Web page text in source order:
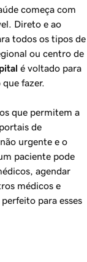
começa com
Direto e ao
todos os tipos de
ou centro de
é voltado para
fazer.
que permitem a
de
urgente e o
paciente pode
agendar
médicos e
para esses